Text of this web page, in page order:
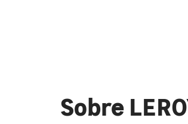
Sobre